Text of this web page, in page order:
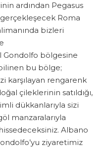
ardından Pegasus
Roma
bizleri
Gondolfo bölgesine
bu bölge;
karşılayan rengarenk
çileklerinin satıldığı,
dükkanlarıyla sizi
manzaralarıyla
Albano
ziyaretimiz